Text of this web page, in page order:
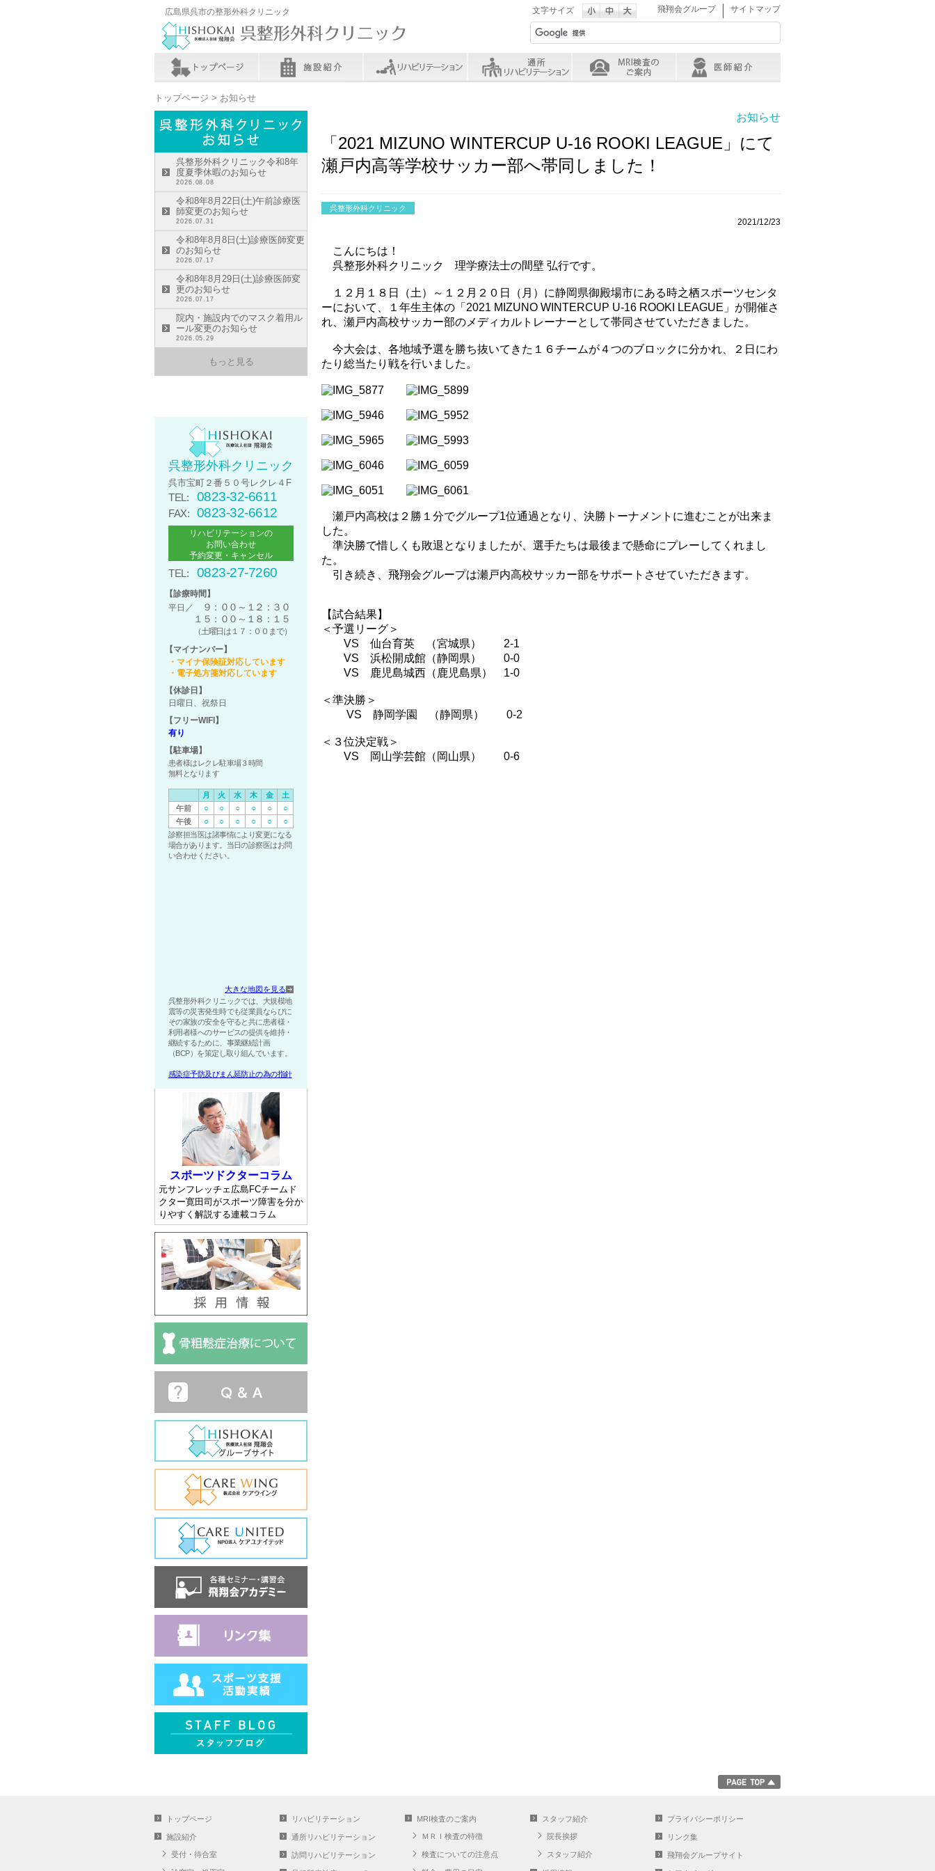
広島県呉市の整形外科クリニック 飛翔会グループ｜ サイトマップ
文字サイズ
トップページ > お知らせ
お知らせ
「2021 MIZUNO WINTERCUP U-16 ROOKI LEAGUE」にて
瀬戸内高等学校サッカー部へ帯同しました！
呉整形外科クリニック
2021/12/23
こんにちは！
呉整形外科クリニック 理学療法士の間壁 弘行です。
１２月１８日（土）～１２月２０日（月）に静岡県御殿場市にある時之栖スポーツセンタ
ーにおいて、１年生主体の「2021 MIZUNO WINTERCUP U-16 ROOKI LEAGUE」が開催さ
れ、瀬戸内高校サッカー部のメディカルトレーナーとして帯同させていただきました。
今大会は、各地域予選を勝ち抜いてきた１６チームが４つのブロックに分かれ、２日にわ
たり総当たり戦を行いました。
瀬戸内高校は２勝１分でグループ1位通過となり、決勝トーナメントに進むことが出来ま
した。
準決勝で惜しくも敗退となりましたが、選手たちは最後まで懸命にプレーしてくれまし
た。
引き続き、飛翔会グループは瀬戸内高校サッカー部をサポートさせていただきます。
【試合結果】
＜予選リーグ＞
VS 仙台育英 （宮城県） 2-1
VS 浜松開成館（静岡県） 0-0
VS 鹿児島城西（鹿児島県） 1-0
＜準決勝＞
VS 静岡学園 （静岡県） 0-2
＜３位決定戦＞
VS 岡山学芸館（岡山県） 0-6
呉整形外科クリニック令和8年
度夏季休暇のお知らせ
2026.08.08
令和8年8月22日(土)午前診療医
師変更のお知らせ
2026.07.31
令和8年8月8日(土)診療医師変更
のお知らせ
2026.07.17
令和8年8月29日(土)診療医師変
更のお知らせ
2026.07.17
院内・施設内でのマスク着用ル
ール変更のお知らせ
2026.05.29
もっと見る
呉整形外科クリニック
呉市宝町２番５０号レクレ４F
TEL: 0823-32-6611
FAX: 0823-32-6612
リハビリテーションの
お問い合わせ
予約変更・キャンセル
TEL: 0823-27-7260
【診療時間】
平日／
９：００～１２：３０
１５：００～１８：１５
（土曜日は１７：００まで）
【マイナンバー】
・マイナ保険証対応しています
・電子処方箋対応しています
【休診日】
日曜日、祝祭日
【フリーWIFI】
有り
【駐車場】
患者様はレクレ駐車場３時間
無料となります
月 火 水 木 金
土
午前
○ ○ ○ ○ ○ ○
午後 ○ ○ ○ ○ ○ ○
診察担当医は諸事情により変更になる
場合があります。当日の診察医はお問
い合わせください。
大きな地図を見る
呉整形外科クリニックでは、大規模地
震等の災害発生時でも従業員ならびに
その家族の安全を守ると共に患者様・
利用者様へのサービスの提供を維持・
継続するために、事業継続計画
（BCP）を策定し取り組んでいます。
感染症予防及びまん延防止の為の指針
スポーツドクターコラム
元サンフレッチェ広島FCチームド
クター寛田司がスポーツ障害を分か
りやすく解説する連載コラム
トップページ
施設紹介
受付・待合室
リハビリテーション
通所リハビリテーション
訪問リハビリテーション
MRI検査のご案内
ＭＲＩ検査の特徴
検査についての注意点
スタッフ紹介
院長挨拶
スタッフ紹介
プライバシーポリシー
リンク集
飛翔会グループサイト